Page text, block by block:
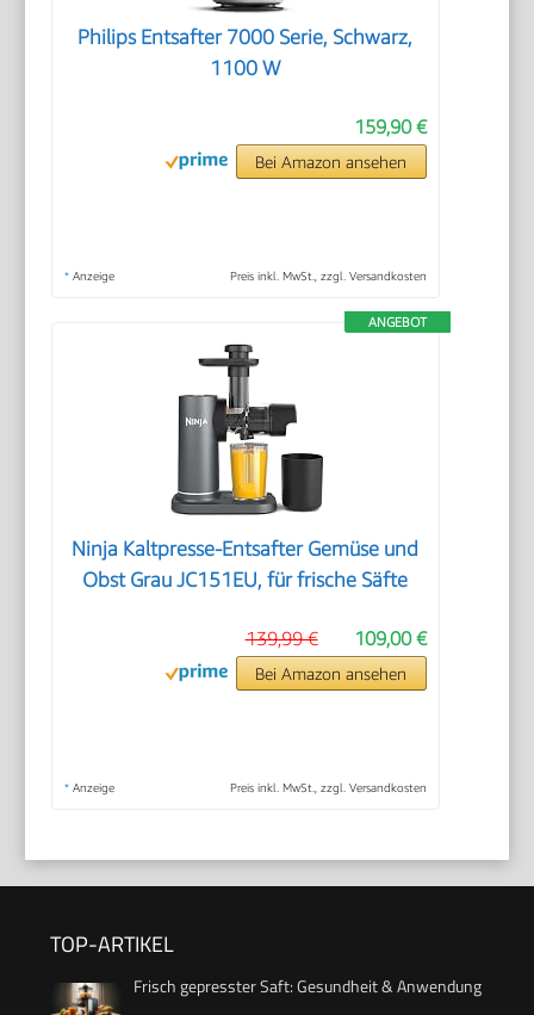
Philips Entsafter 7000 Serie, Schwarz,
1100 W
159,90 €
Bei Amazon ansehen
* Anzeige Preis inkl. MwSt., zzgl. Versandkosten
ANGEBOT
Ninja Kaltpresse-Entsafter Gemüse und
Obst Grau JC151EU, für frische Säfte
109,00 €
139,99 €
Bei Amazon ansehen
* Anzeige Preis inkl. MwSt., zzgl. Versandkosten
TOP-ARTIKEL
Frisch gepresster Saft: Gesundheit & Anwendung